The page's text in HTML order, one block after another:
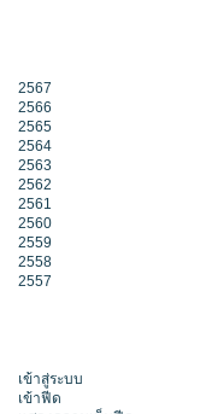
2567
2566
2565
2564
2563
2562
2561
2560
2559
2558
2557
เข้าสู่ระบบ
เข้าฟีด